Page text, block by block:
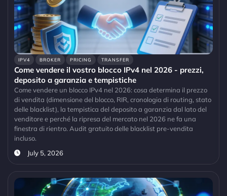
IPV4 BROKER PRICING TRANSFER
Come vendere il vostro blocco IPv4 nel 2026 - prezzi,
deposito a garanzia e tempistiche
Come vendere un blocco IPv4 nel 2026: cosa determina il prezzo
di vendita (dimensione del blocco, RIR, cronologia di routing, stato
delle blacklist), la tempistica del deposito a garanzia dal lato del
venditore e perché la ripresa del mercato nel 2026 ne fa una
finestra di rientro. Audit gratuito delle blacklist pre-vendita
incluso.
July 5, 2026